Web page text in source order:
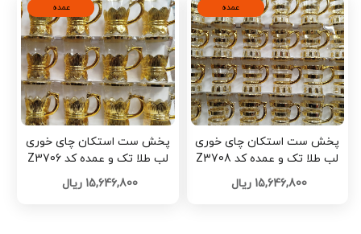
عمده
پخش ست استکان چای خوری
لب طلا تک و عمده کد Z3708
15,646,800 ریال
عمده
پخش ست استکان چای خوری
لب طلا تک و عمده کد Z3706
15,646,800 ریال